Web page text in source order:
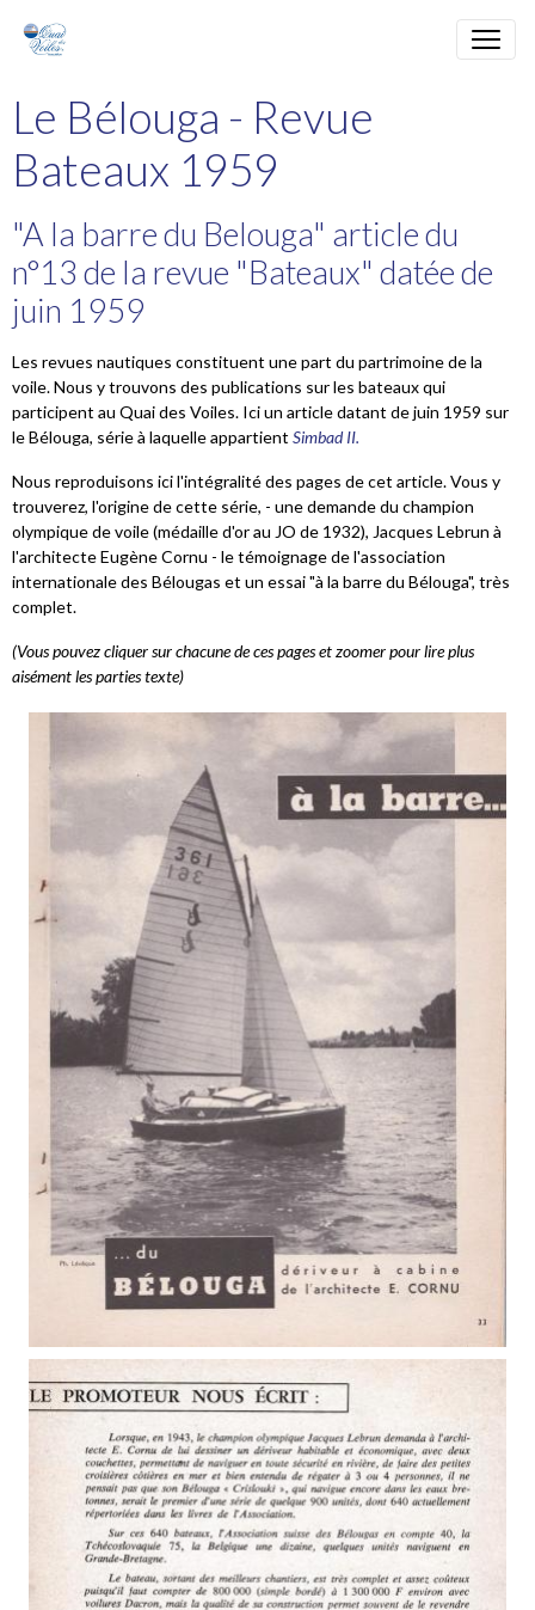
Le Bélouga - Revue
Bateaux 1959
"A la barre du Belouga" article du
n°13 de la revue "Bateaux" datée de
juin 1959
Les revues nautiques constituent une part du partrimoine de la
voile. Nous y trouvons des publications sur les bateaux qui
participent au Quai des Voiles. Ici un article datant de juin 1959 sur
le Bélouga, série à laquelle appartient Simbad II.
Nous reproduisons ici l'intégralité des pages de cet article. Vous y
trouverez, l'origine de cette série, - une demande du champion
olympique de voile (médaille d'or au JO de 1932), Jacques Lebrun à
l'architecte Eugène Cornu - le témoignage de l'association
internationale des Bélougas et un essai "à la barre du Bélouga", très
complet.
(Vous pouvez cliquer sur chacune de ces pages et zoomer pour lire plus
aisément les parties texte)